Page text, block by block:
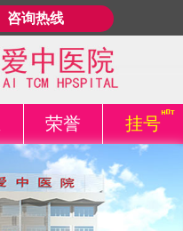
咨询热线
荣誉 挂号